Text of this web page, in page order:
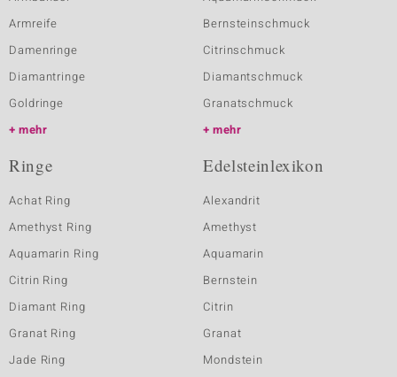
Armreife
Damenringe
Diamantringe
Goldringe
mehr
Bernsteinschmuck
Citrinschmuck
Diamantschmuck
Granatschmuck
mehr
Ringe
Achat Ring
Amethyst Ring
Aquamarin Ring
Citrin Ring
Diamant Ring
Granat Ring
Jade Ring
Edelsteinlexikon
Alexandrit
Amethyst
Aquamarin
Bernstein
Citrin
Granat
Mondstein